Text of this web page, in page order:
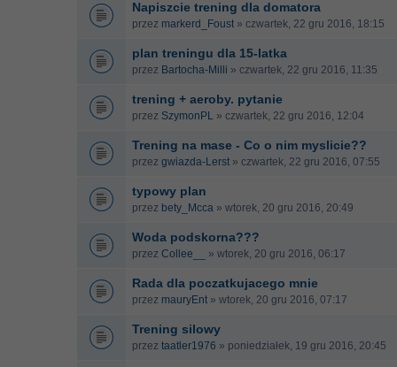
Napiszcie trening dla domatora
przez markerd_Foust » czwartek, 22 gru 2016, 18:15
plan treningu dla 15-latka
przez Bartocha-Milli » czwartek, 22 gru 2016, 11:35
trening + aeroby. pytanie
przez SzymonPL » czwartek, 22 gru 2016, 12:04
Trening na mase - Co o nim myslicie??
przez gwiazda-Lerst » czwartek, 22 gru 2016, 07:55
typowy plan
przez bety_Mcca » wtorek, 20 gru 2016, 20:49
Woda podskorna???
przez Collee__ » wtorek, 20 gru 2016, 06:17
Rada dla poczatkujacego mnie
przez mauryEnt » wtorek, 20 gru 2016, 07:17
Trening silowy
przez taatler1976 » poniedziałek, 19 gru 2016, 20:45